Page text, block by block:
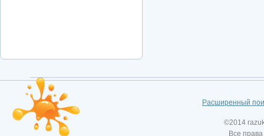
Расширенный
©2014
Все